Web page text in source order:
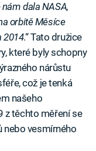
dala NASA,
orbitě Měsíce
2014.“ Tato družice
které byly schopny
nárůstu
což je tenká
našeho
z těchto měření se
vesmírného